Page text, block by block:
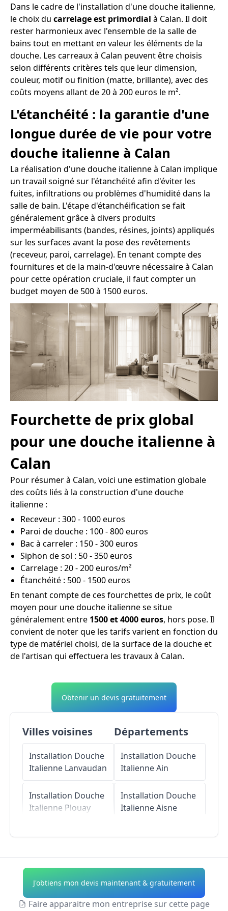
Dans le cadre de l'installation d'une douche italienne,
le choix du carrelage est primordial à Calan. Il doit
rester harmonieux avec l'ensemble de la salle de
bains tout en mettant en valeur les éléments de la
douche. Les carreaux à Calan peuvent être choisis
selon différents critères tels que leur dimension,
couleur, motif ou finition (matte, brillante), avec des
coûts moyens allant de 20 à 200 euros le m².
L'étanchéité : la garantie d'une
longue durée de vie pour votre
douche italienne à Calan
La réalisation d'une douche italienne à Calan implique
un travail soigné sur l'étanchéité afin d'éviter les
fuites, infiltrations ou problèmes d'humidité dans la
salle de bain. L'étape d'étanchéification se fait
généralement grâce à divers produits
imperméabilisants (bandes, résines, joints) appliqués
sur les surfaces avant la pose des revêtements
(receveur, paroi, carrelage). En tenant compte des
fournitures et de la main-d'œuvre nécessaire à Calan
pour cette opération cruciale, il faut compter un
budget moyen de 500 à 1500 euros.
Fourchette de prix global
pour une douche italienne à
Calan
Pour résumer à Calan, voici une estimation globale
des coûts liés à la construction d'une douche
italienne :
Receveur : 300 - 1000 euros
Paroi de douche : 100 - 800 euros
Bac à carreler : 150 - 300 euros
Siphon de sol : 50 - 350 euros
Carrelage : 20 - 200 euros/m²
Étanchéité : 500 - 1500 euros
En tenant compte de ces fourchettes de prix, le coût
moyen pour une douche italienne se situe
généralement entre 1500 et 4000 euros, hors pose. Il
convient de noter que les tarifs varient en fonction du
type de matériel choisi, de la surface de la douche et
de l'artisan qui effectuera les travaux à Calan.
Obtenir un devis gratuitement
Villes voisines
Installation Douche
Italienne Lanvaudan
Installation Douche
Italienne Plouay
Installation Douche
Italienne
Hennebont
Départements
Installation Douche
ItalienneAin
Installation Douche
ItalienneAisne
Installation Douche
Italienne Alpes-de-
Haute-Provence
J'obtiens mon devis maintenant & gratuitement
Faire apparaitre mon entreprise sur cette page